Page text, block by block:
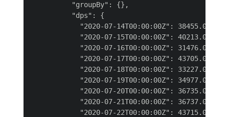
          "groupBy": {},
          "dps": {
            "2020-07-14T00:00:00Z": 38455.0,
            "2020-07-15T00:00:00Z": 40213.0,
            "2020-07-16T00:00:00Z": 31476.0,
            "2020-07-17T00:00:00Z": 43705.0,
            "2020-07-18T00:00:00Z": 33227.0,
            "2020-07-19T00:00:00Z": 34977.0,
            "2020-07-20T00:00:00Z": 36735.0,
            "2020-07-21T00:00:00Z": 36737.0,
            "2020-07-22T00:00:00Z": 43715.0